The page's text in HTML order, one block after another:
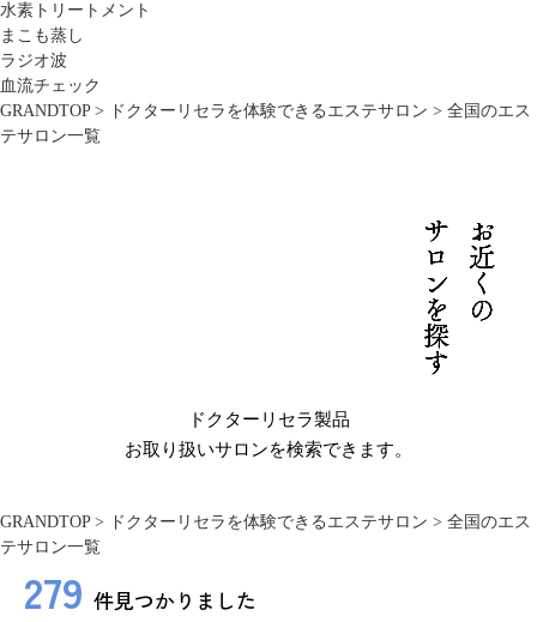
水素トリートメント
まこも蒸し
ラジオ波
血流チェック
GRANDTOP> ドクターリセラを体験できるエステサロン > 全国のエス
テサロン一覧
お近くの
サロンを探す
ドクターリセラ製品
お取り扱いサロンを検索できます。
GRANDTOP> ドクターリセラを体験できるエステサロン > 全国のエス
テサロン一覧
279 件見つかりました